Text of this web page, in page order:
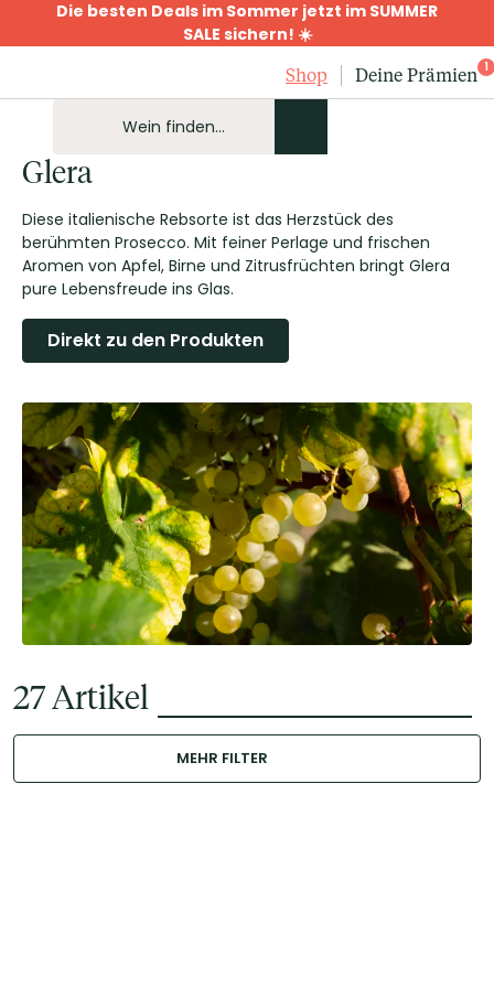
Die besten Deals im Sommer jetzt im SUMMER
SALE sichern! ☀️
Shop
Deine Prämien 1
Glera
Diese italienische Rebsorte ist das Herzstück des
berühmten Prosecco. Mit feiner Perlage und frischen
Aromen von Apfel, Birne und Zitrusfrüchten bringt Glera
pure Lebensfreude ins Glas.
Direkt zu den Produkten
27Artikel
MEHR FILTER